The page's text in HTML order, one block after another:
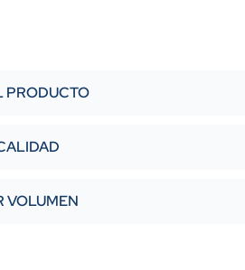
PRODUCTO
VOLUMEN